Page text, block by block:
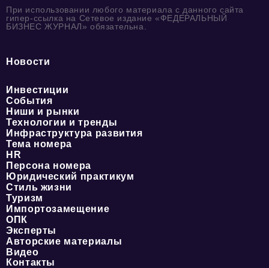
При использовании любого материала с данного сайта
гипер-ссылка на Сетевое издание «ФЕДЕРАЛЬНЫЙ
БИЗНЕС ЖУРНАЛ» обязательна.
Новости
Инвестиции
События
Ниши и рынки
Технологии и тренды
Инфраструктура развития
Тема номера
HR
Персона номера
Юридический практикум
Стиль жизни
Туризм
Импортозамещение
ОПК
Эксперты
Авторские материалы
Видео
Контакты